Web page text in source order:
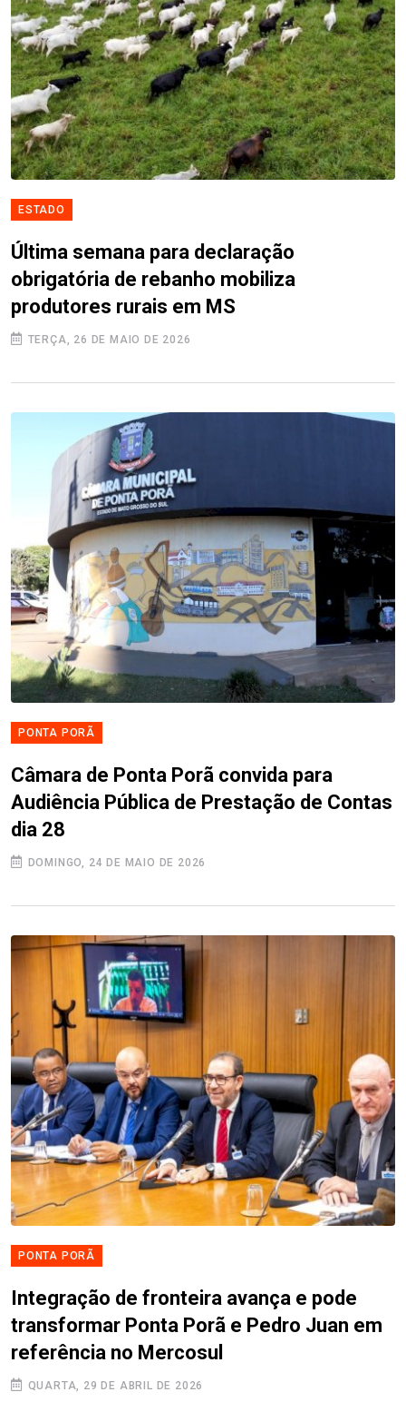
ESTADO
Última semana para declaração
obrigatória de rebanho mobiliza
produtores rurais em MS
TERÇA, 26 DE MAIO DE 2026
PONTA PORÃ
Câmara de Ponta Porã convida para
Audiência Pública de Prestação de Contas
dia 28
DOMINGO, 24 DE MAIO DE 2026
PONTA PORÃ
Integração de fronteira avança e pode
transformar Ponta Porã e Pedro Juan em
referência no Mercosul
QUARTA, 29 DE ABRIL DE 2026